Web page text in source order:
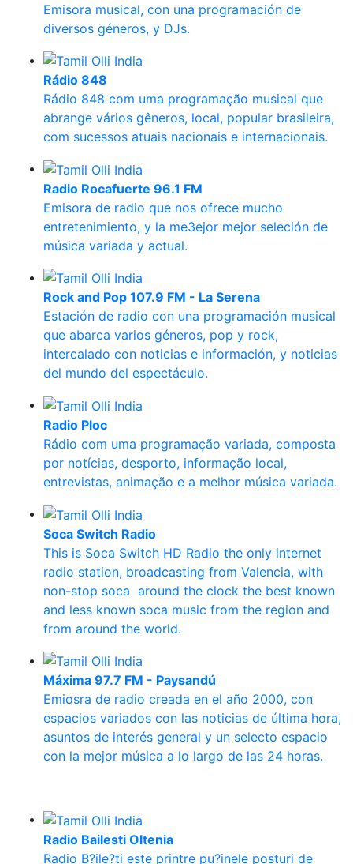
Emisora musical, con una programación de
diversos géneros, y DJs.
Rádio 848
Rádio 848 com uma programação musical que
abrange vários gêneros, local, popular brasileira,
com sucessos atuais nacionais e internacionais.
Radio Rocafuerte 96.1 FM
Emisora de radio que nos ofrece mucho
entretenimiento, y la me3ejor mejor seleción de
música variada y actual.
Rock and Pop 107.9 FM - La Serena
Estación de radio con una programación musical
que abarca varios géneros, pop y rock,
intercalado con noticias e información, y noticias
del mundo del espectáculo.
Radio Ploc
Rádio com uma programação variada, composta
por notícias, desporto, informação local,
entrevistas, animação e a melhor música variada.
Soca Switch Radio
This is Soca Switch HD Radio the only internet
radio station, broadcasting from Valencia, with
non-stop soca around the clock the best known
and less known soca music from the region and
from around the world.
Máxima 97.7 FM - Paysandú
Emiosra de radio creada en el año 2000, con
espacios variados con las noticias de última hora,
asuntos de interés general y un selecto espacio
con la mejor música a lo largo de las 24 horas.
Radio Bailesti Oltenia
Radio B?ile?ti este printre pu?inele posturi de